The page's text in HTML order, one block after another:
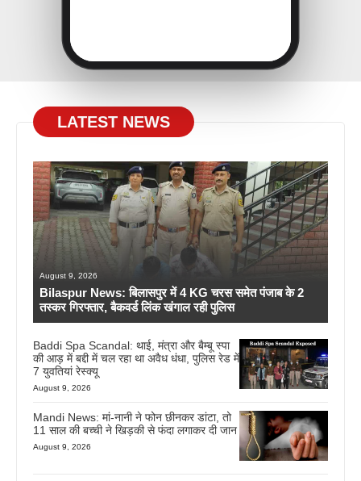
LATEST NEWS
August 9, 2026
Bilaspur News: बिलासपुर में 4 KG चरस समेत पंजाब के 2
तस्कर गिरफ्तार, बैकवर्ड लिंक खंगाल रही पुलिस
Baddi Spa Scandal: थाई, मंत्रा और बैम्बू स्पा
की आड़ में बद्दी में चल रहा था अवैध धंधा, पुलिस रेड में
7 युवतियां रेस्क्यू
August 9, 2026
Mandi News: मां-नानी ने फोन छीनकर डांटा, तो
11 साल की बच्ची ने खिड़की से फंदा लगाकर दी जान
August 9, 2026